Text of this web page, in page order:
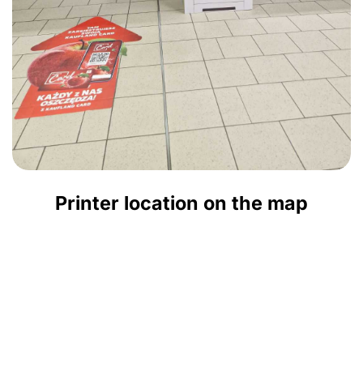
Printer location on the map